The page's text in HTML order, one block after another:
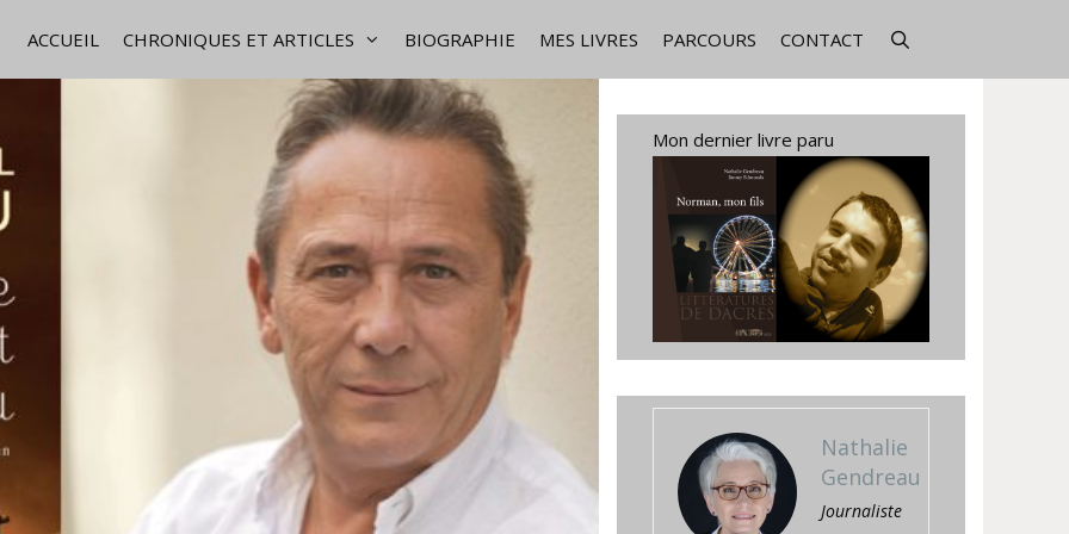
ACCUEIL CHRONIQUES ET ARTICLES BIOGRAPHIE MES LIVRES PARCOURS CONTACT
Mon dernier livre paru
Nathalie
Gendreau
Journaliste